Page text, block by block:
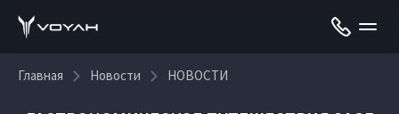
Главная Новости НОВОСТИ